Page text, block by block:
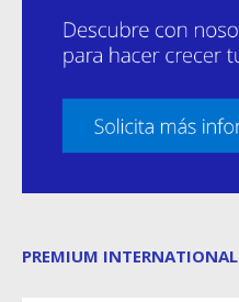
PREMIUM INTERNATIONAL